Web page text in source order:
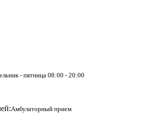
- пятница 08:00 - 20:00
Амбулаторный прием